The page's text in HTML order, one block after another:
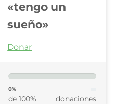
«tengo un
sueño»
Donar
0%
de 100% donaciones